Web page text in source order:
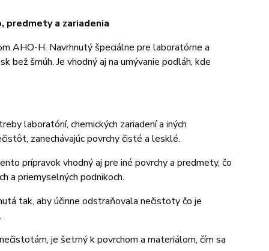
predmety a zariadenia
AHO-H. Navrhnutý špeciálne pre laboratórne a
šmúh. Je vhodný aj na umývanie podláh, kde
laboratórií, chemických zariadení a iných
zanechávajúc povrchy čisté a lesklé.
prípravok vhodný aj pre iné povrchy a predmety, čo
a priemyselných podnikoch.
tak, aby účinne odstraňovala nečistoty čo je
je šetrný k povrchom a materiálom, čím sa